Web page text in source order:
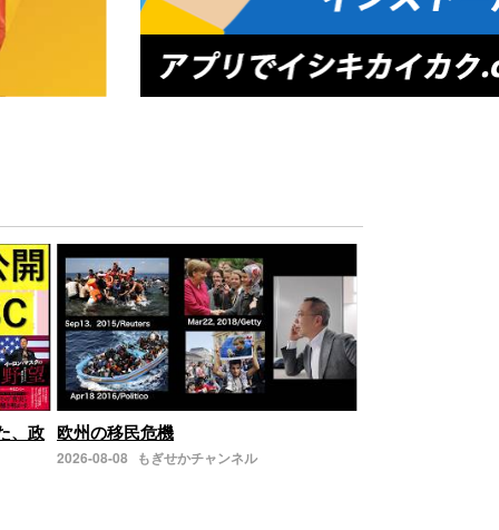
、政 欧州の移民危機
2026-08-08 もぎせかチャンネル